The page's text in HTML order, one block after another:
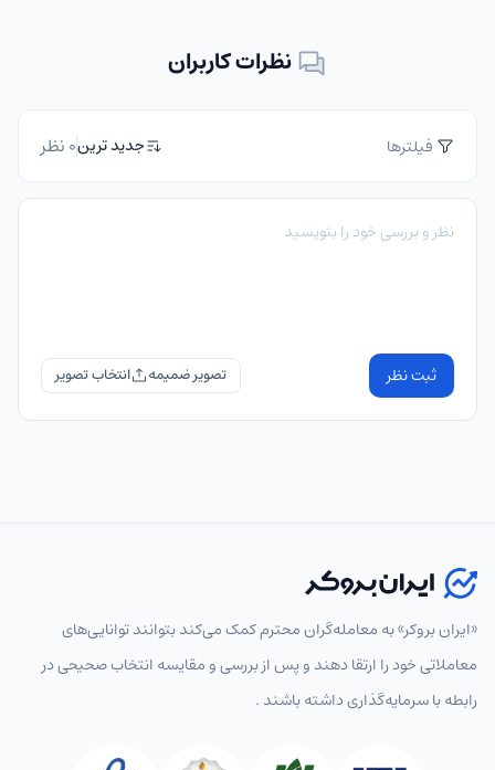
نظرات کاربران
فیلترها جدید ترین0 نظر
ثبت نظر تصویر ضمیمه
«ایران بروکر» به معامله‌گران محترم کمک می‌کند بتوانند توانایی‌های
معاملاتی خود را ارتقا دهند و پس از بررسی و مقایسه انتخاب‌ صحیحی در
رابطه با سرمایه‌گذاری داشته باشند .